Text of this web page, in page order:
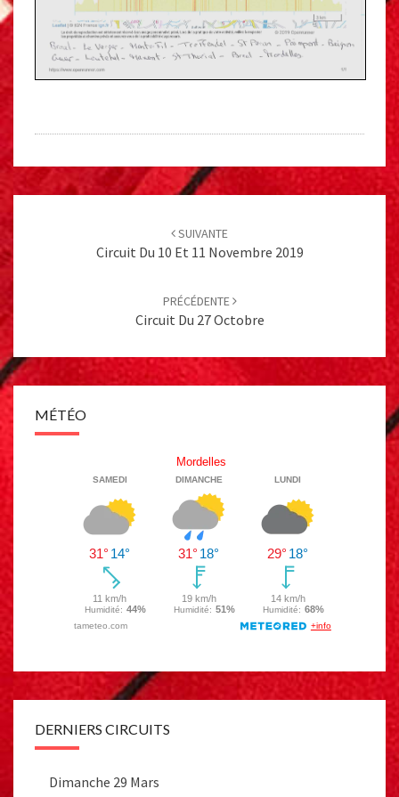
SUIVANTE
Circuit Du 10 Et 11 Novembre 2019
PRÉCÉDENTE
Circuit Du 27 Octobre
MÉTÉO
DERNIERS CIRCUITS
Dimanche 29 Mars